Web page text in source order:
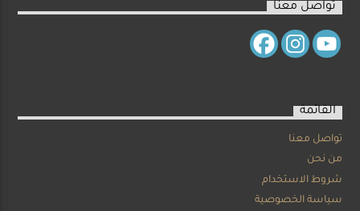
تواصل معنا
القائمة
تواصل معنا
من نحن
شروط الاستخدام
سياسة الخصوصية